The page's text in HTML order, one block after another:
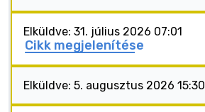
Elküldve: 31. július 2026 07:01
Cikk megjelenítése
Elküldve: 5. augusztus 2026 15:30